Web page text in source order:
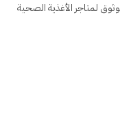
لمتاجر الأغذية الصحية